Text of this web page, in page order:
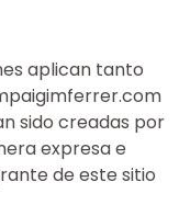
aplican tanto
sido creadas por
expresa e
de este sitio